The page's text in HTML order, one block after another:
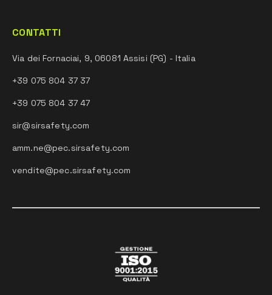
CONTATTI
Via dei Fornaciai, 9, 06081 Assisi (PG) - Italia
+39 075 804 37 37
+39 075 804 37 47
sir@sirsafety.com
amm.ne@pec.sirsafety.com
vendite@pec.sirsafety.com